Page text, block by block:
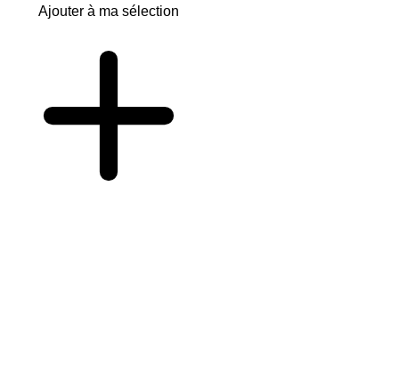
Ajouter à ma sélection